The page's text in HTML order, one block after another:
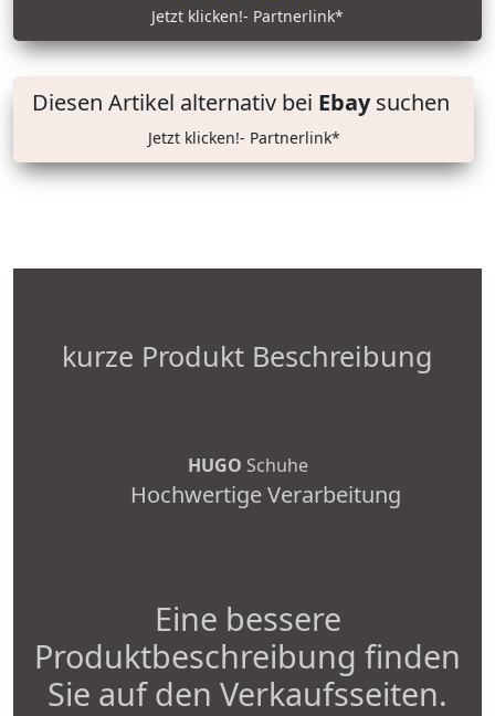
Jetzt klicken!- Partnerlink*
Diesen Artikel alternativ bei Ebaysuchen
Jetzt klicken!- Partnerlink*
kurze Produkt Beschreibung
HUGO Schuhe
Hochwertige Verarbeitung
Eine bessere
Produktbeschreibung finden
Sie auf den Verkaufsseiten.